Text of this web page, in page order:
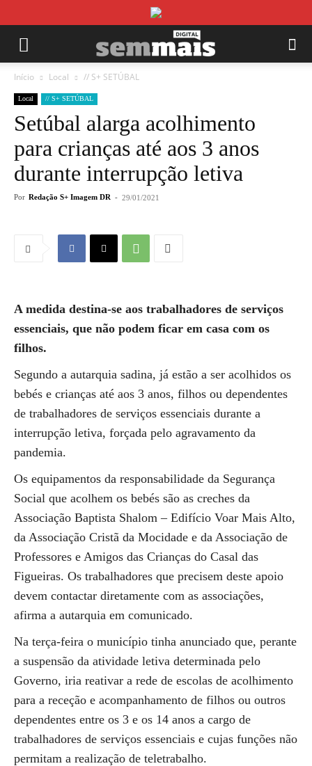
Início Local // S+ SETÚBAL
Local // S+ SETÚBAL
Setúbal alarga acolhimento
para crianças até aos 3 anos
durante interrupção letiva
Por Redação S+ Imagem DR - 29/01/2021
A medida destina-se aos trabalhadores de serviços
essenciais, que não podem ficar em casa com os
filhos.
Segundo a autarquia sadina, já estão a ser acolhidos os
bebés e crianças até aos 3 anos, filhos ou dependentes
de trabalhadores de serviços essenciais durante a
interrupção letiva, forçada pelo agravamento da
pandemia.
Os equipamentos da responsabilidade da Segurança
Social que acolhem os bebés são as creches da
Associação Baptista Shalom – Edifício Voar Mais Alto,
da Associação Cristã da Mocidade e da Associação de
Professores e Amigos das Crianças do Casal das
Figueiras. Os trabalhadores que precisem deste apoio
devem contactar diretamente com as associações,
afirma a autarquia em comunicado.
Na terça-feira o município tinha anunciado que, perante
a suspensão da atividade letiva determinada pelo
Governo, iria reativar a rede de escolas de acolhimento
para a receção e acompanhamento de filhos ou outros
dependentes entre os 3 e os 14 anos a cargo de
trabalhadores de serviços essenciais e cujas funções não
permitam a realização de teletrabalho.